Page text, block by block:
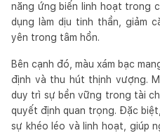
năng ứng biến linh hoạt trong
dụng làm dịu tinh thần, giảm
yên trong tâm hồn.
Bên cạnh đó, màu xám bạc
định và thu hút thịnh vượng.
duy trì sự bền vững trong tài
quyết định quan trọng. Đặc
sự khéo léo và linh hoạt, giúp